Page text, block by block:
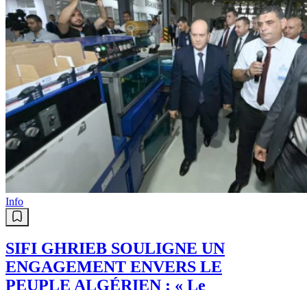
Info
SIFI GHRIEB SOULIGNE UN
ENGAGEMENT ENVERS LE
PEUPLE ALGÉRIEN : « Le